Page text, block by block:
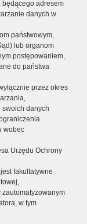
będącego adresem
danych w
państwowym,
lub organom
postępowaniem,
do państwa
przez okres
swoich danych
wobec
Urzędu Ochrony
fakultatywne
zautomatyzowanym
w tym